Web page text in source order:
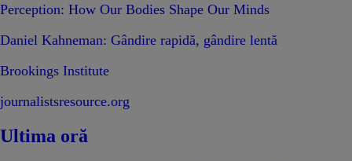
Perception: How Our Bodies Shape Our Minds
Daniel Kahneman: Gândire rapidă, gândire lentă
Brookings Institute
journalistsresource.org
Ultima oră